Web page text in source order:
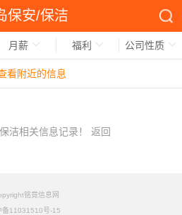
保安/保洁
月薪 福利 公司性质
看附近的信息
洁相关信息记录！ 返回
铭竟信息网
备11031510号-15